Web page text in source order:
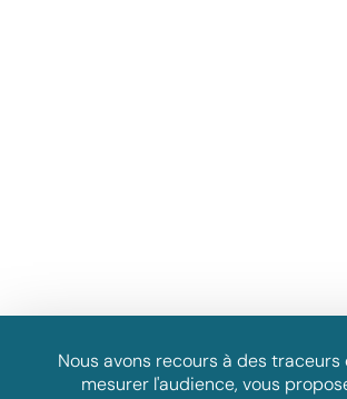
Nous avons recours à des
mesurer l'audience, vous